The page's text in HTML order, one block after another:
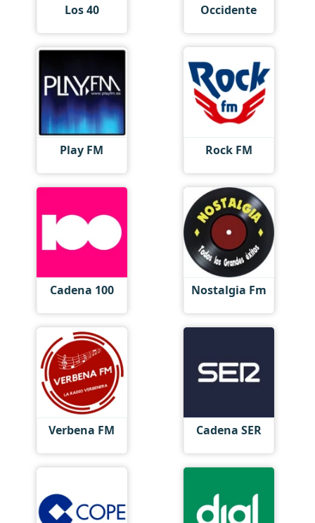
Los 40 Occidente
Play FM Rock FM
Cadena 100 Nostalgia Fm
Verbena FM Cadena SER